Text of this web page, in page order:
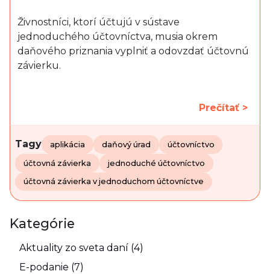
Živnostníci, ktorí účtujú v sústave
jednoduchého účtovníctva, musia okrem
daňového priznania vyplniť a odovzdať účtovnú
závierku.
Prečítať >
Tagy aplikácia daňový úrad účtovníctvo
účtovná závierka jednoduché účtovníctvo
účtovná závierka v jednoduchom účtovníctve
Kategórie
Aktuality zo sveta daní (4)
E-podanie (7)